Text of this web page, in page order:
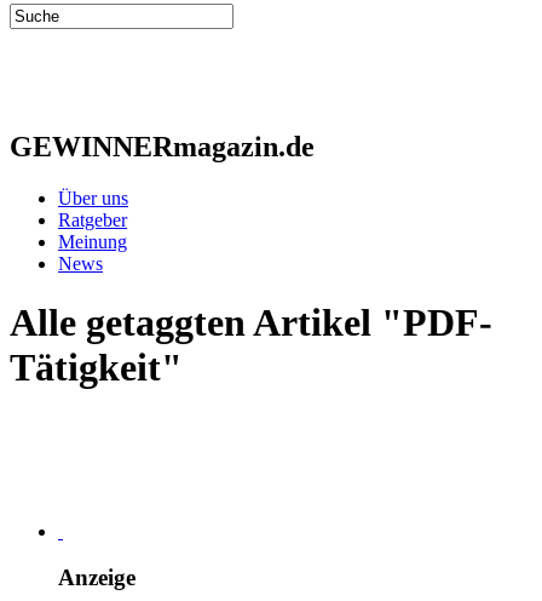
GEWINNERmagazin.de
Über uns
Ratgeber
Meinung
News
Alle getaggten Artikel "PDF-
Tätigkeit"
Anzeige